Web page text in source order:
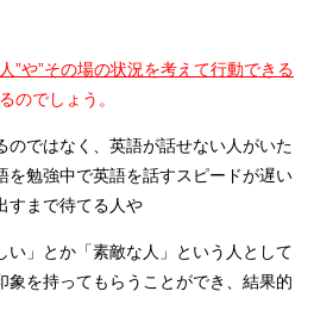
”や”その場の状況を考えて行動できる
のでしょう。
のではなく、英語が話せない人がいた
を勉強中で英語を話すスピードが遅い
すまで待てる人や
い」とか「素敵な人」という人として
象を持ってもらうことができ、結果的